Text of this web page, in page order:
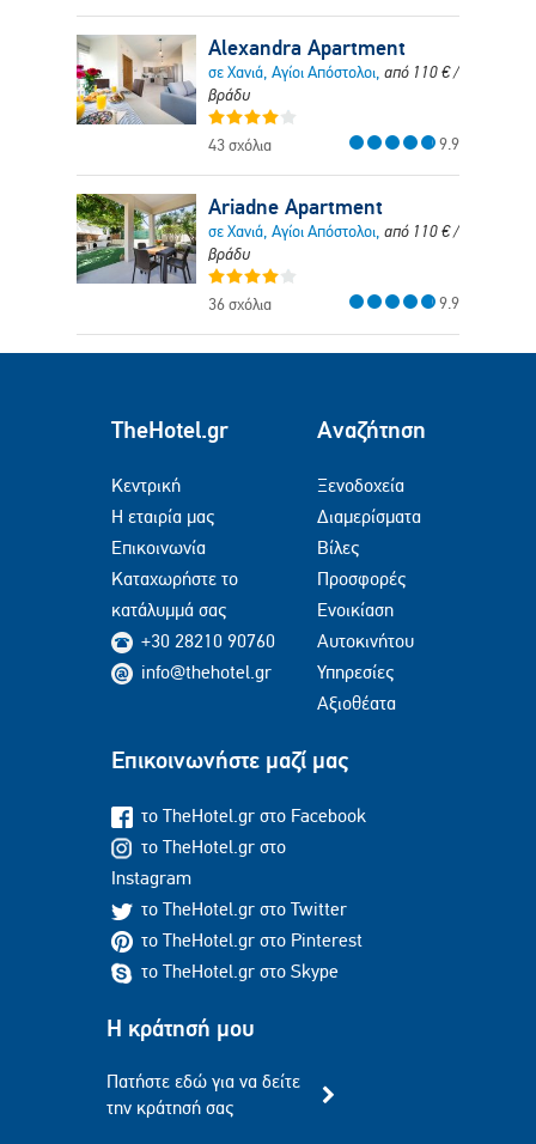
Alexandra Apartment
σε Χανιά, Αγίοι Απόστολοι, από 110€/
βράδυ
43 σχόλια 9.9
Ariadne Apartment
σε Χανιά, Αγίοι Απόστολοι, από 110€/
βράδυ
36 σχόλια 9.9
TheHotel.gr
Κεντρική
Η εταιρία μας
Επικοινωνία
Καταχωρήστε το
κατάλυμμά σας
+30 28210 90760
info@thehotel.gr
Αναζήτηση
Ξενοδοχεία
Διαμερίσματα
Βίλες
Προσφορές
Ενοικίαση
Αυτοκινήτου
Υπηρεσίες
Αξιοθέατα
Επικοινωνήστε μαζί μας
το TheHotel.gr στο Facebook
το TheHotel.gr στο
Instagram
το TheHotel.gr στο Twitter
το TheHotel.gr στο Pinterest
το TheHotel.gr στο Skype
Η κράτησή μου
Πατήστε εδώ για να δείτε
την κράτησή σας